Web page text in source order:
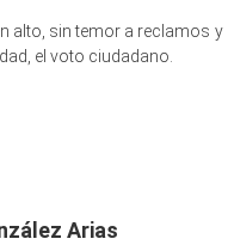
alto, sin temor a reclamos y
el voto ciudadano.
Arias